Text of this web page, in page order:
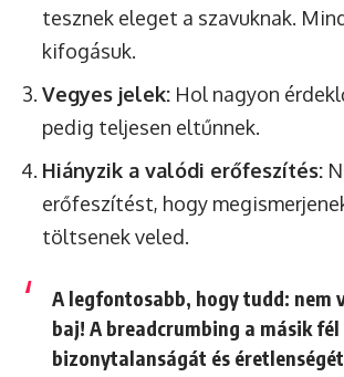
tesznek eleget a szavuknak.
kifogásuk.
Vegyes jelek: Hol nagyon
pedig teljesen eltűnnek.
Hiányzik a valódi erőfeszítés:
erőfeszítést, hogy
töltsenek veled.
A legfontosabb, hogy tudd: nem
baj! A breadcrumbing a másik fél
bizonytalanságát és